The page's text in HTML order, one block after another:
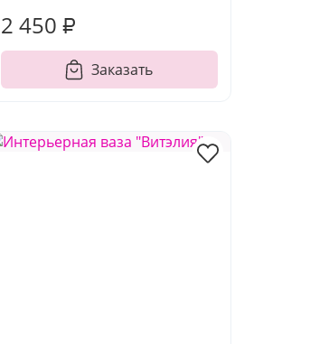
2 450 ₽
Заказать